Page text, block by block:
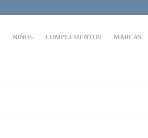
NIÑOS COMPLEMENTOS MARCAS